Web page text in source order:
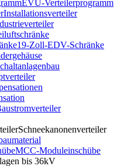
EVU-Verteilerprogramm
Installationsverteiler
19-Zoll-EDV-Schränke
Schneekanonenverteiler
MCC-Moduleinschübe